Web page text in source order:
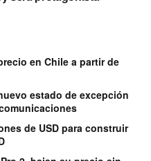
en Chile a partir de
estado de excepción
de USD para construir